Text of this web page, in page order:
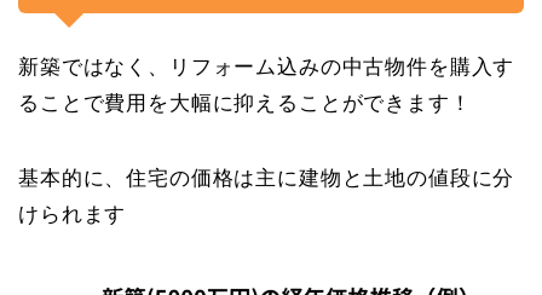
新築ではなく、リフォーム込みの中古物件を購入す
ることで費用を大幅に抑えることができます！
基本的に、住宅の価格は主に建物と土地の値段に分
けられます